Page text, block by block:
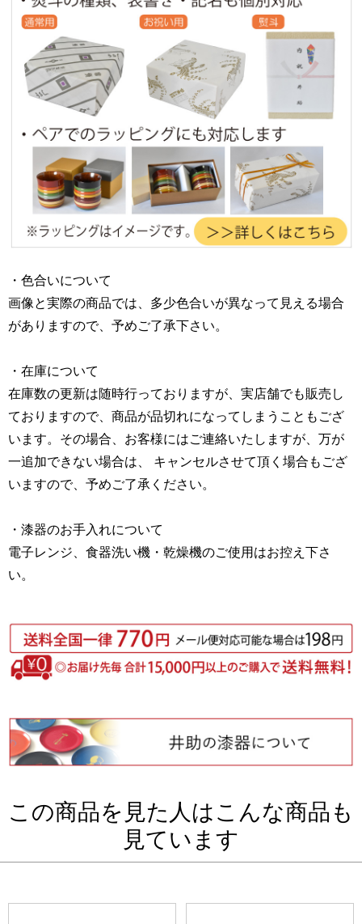
・色合いについて
画像と実際の商品では、多少色合いが異なって見える場合
がありますので、予めご了承下さい。
・在庫について
在庫数の更新は随時行っておりますが、実店舗でも販売し
ておりますので、商品が品切れになってしまうこともござ
います。その場合、お客様にはご連絡いたしますが、万が
一追加できない場合は、 キャンセルさせて頂く場合もござ
いますので、予めご了承ください。
・漆器のお手入れについて
電子レンジ、食器洗い機・乾燥機のご使用はお控え下さ
い。
この商品を見た人はこんな商品も
見ています